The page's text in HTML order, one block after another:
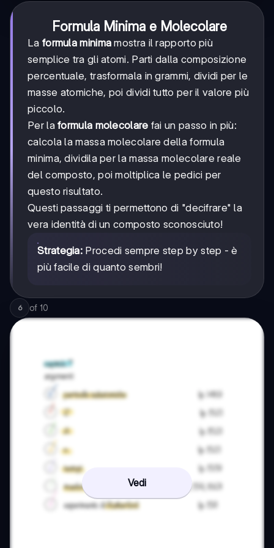
Formula Minima e Molecolare
La formula minima mostra il rapporto più
semplice tra gli atomi. Parti dalla composizione
percentuale, trasformala in grammi, dividi per le
masse atomiche, poi dividi tutto per il valore più
piccolo.
Per laformula molecolare fai un passo in più:
calcola la massa molecolare della formula
minima, dividila per la massa molecolare reale
del composto, poi moltiplica le pedici per
questo risultato.
Questi passaggi ti permettono di "decifrare" la
vera identità di un composto sconosciuto!
Strategia: Procedi sempre step by step - è
più facile di quanto sembri!
6 of 10
Vedi